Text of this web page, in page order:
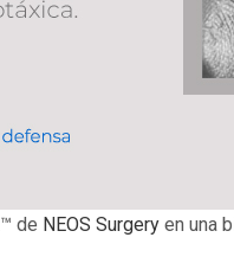
™ de NEOS Surgery en una